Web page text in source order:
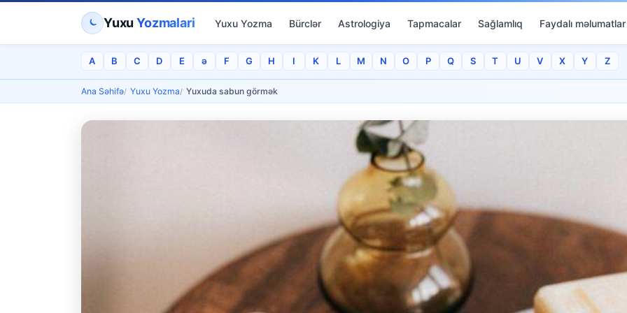
YuxuYozmalari Yuxu Yozma Bürclər Astrologiya Tapmacalar Sağlamlıq Faydalı məlumatlar
A B C D E ə F G H I K L M N O P Q S T U V X Y Z
Ana Səhifə Yuxu Yozma Yuxuda sabun görmək